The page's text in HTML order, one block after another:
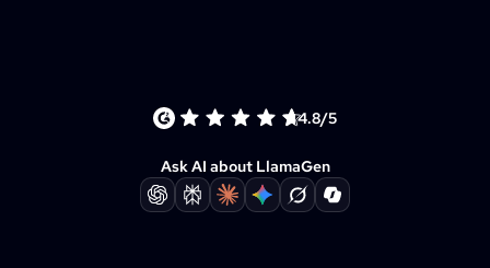
4.8/5
Ask AI about LlamaGen